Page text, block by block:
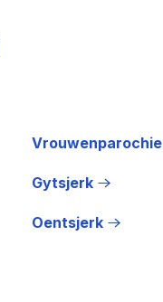
Vrouwenparochie
Gytsjerk
Oentsjerk